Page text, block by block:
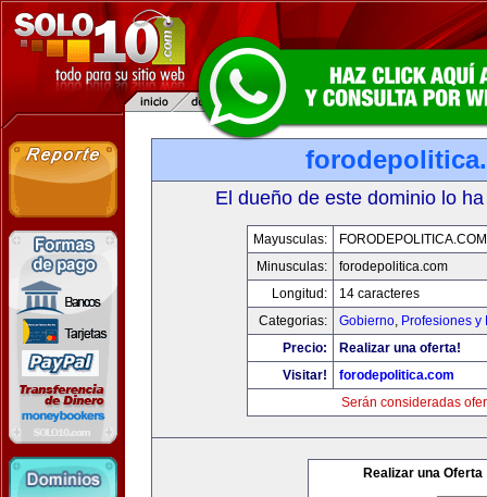
El dueño de este dominio lo
Mayusculas:
FORODEPOLITICA.COM
Minusculas:
forodepolitica.com
Longitud:
14 caracteres
Categorias:
Gobierno, Profesiones y
Precio:
Realizar una oferta!
Visitar!
forodepolitica.com
Serán consideradas
Realizar una Oferta